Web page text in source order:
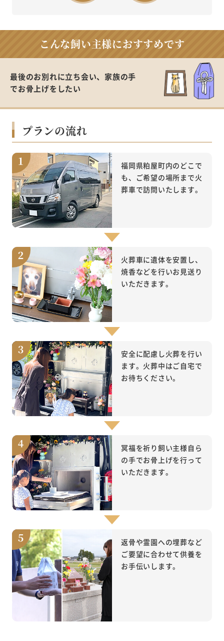
こんな飼い主様におすすめです
最後のお別れに立ち会い、家族の手
でお骨上げをしたい
プランの流れ
福岡県粕屋町内のどこで
も、ご希望の場所まで火
葬車で訪問いたします。
火葬車に遺体を安置し、
焼香などを行いお見送り
いただきます。
安全に配慮し火葬を行い
ます。火葬中はご自宅で
お待ちください。
冥福を祈り飼い主様自ら
の手でお骨上げを行って
いただきます。
返骨や霊園への埋葬など
ご要望に合わせて供養を
お手伝いします。